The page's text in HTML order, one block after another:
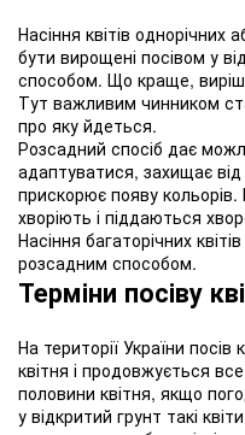
Насіння квітів однорічних
бути вирощені посівом у
способом. Що краще,
Тут важливим чинником
про яку йдеться.
Розсадний спосіб дає
адаптуватися, захищає
прискорює появу
хворіють і піддаються
Насіння багаторічних
розсадним способом.
Терміни посіву
На території України
квітня і продовжується
половини квітня, якщо
у відкритий грунт такі